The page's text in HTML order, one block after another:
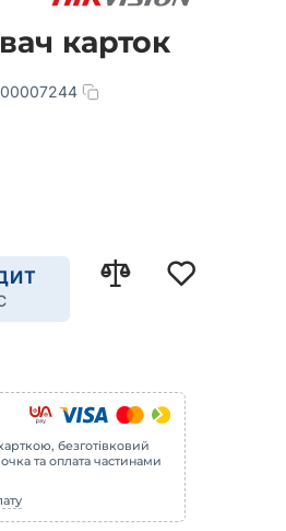
карток
безготівковий
та оплата частинами